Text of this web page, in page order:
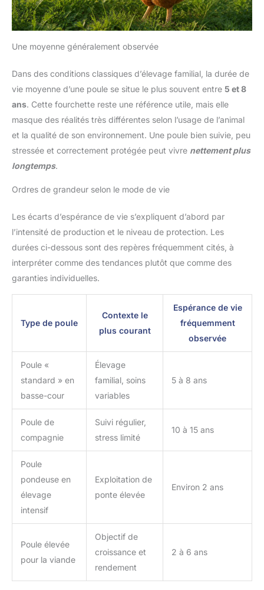
Une moyenne généralement observée
Dans des conditions classiques d’élevage familial, la durée de
vie moyenne d’une poule se situe le plus souvent entre 5 et 8
ans. Cette fourchette reste une référence utile, mais elle
masque des réalités très différentes selon l’usage de l’animal
et la qualité de son environnement. Une poule bien suivie, peu
stressée et correctement protégée peut vivre nettement plus
longtemps.
Ordres de grandeur selon le mode de vie
Les écarts d’espérance de vie s’expliquent d’abord par
l’intensité de production et le niveau de protection. Les
durées ci-dessous sont des repères fréquemment cités, à
interpréter comme des tendances plutôt que comme des
garanties individuelles.
Type de poule
Contexte le
plus courant
Espérance de vie
fréquemment
observée
Poule «
standard » en
basse-cour
Élevage
familial, soins
variables
5 à 8 ans
Poule de
compagnie
Suivi régulier,
stress limité
10 à 15 ans
Poule
pondeuse en
élevage
intensif
Exploitation de
ponte élevée
Environ 2 ans
Poule élevée
pour la viande
Objectif de
croissance et
rendement
2 à 6 ans